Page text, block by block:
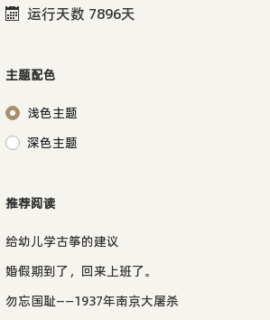
运行天数 7896天
主题配色
浅色主题
深色主题
推荐阅读
给幼儿学古筝的建议
婚假期到了，回来上班了。
勿忘国耻——1937年南京大屠杀